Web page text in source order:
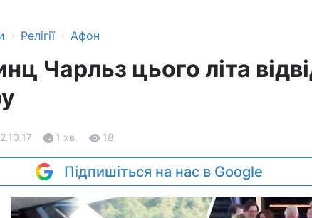
› Релігії › Афон
Чарльз цього літа
1 хв. 18
Підпишіться на нас в Google